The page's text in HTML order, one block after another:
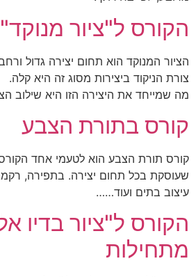
הקורס ל"ציור מנוקד"
הציור המנוקד הוא תחום יצירה גדול
צורת הניקוד ביצירות מסוג זה היא קלה.
מה שמייחד את היצירה הזו היא שילוב
קורס בתורת הצבע
קורס תורת הצבע הוא לטעמי אחד
שעוסקת בכל תחום יצירה. בתפירה,
עיצוב בתים ועוד……
הקורס ל"ציור בדיו
מתחילות